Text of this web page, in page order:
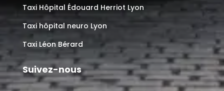
Taxi Hôpital Édouard Herriot Lyon
Taxi hôpital neuro Lyon
Taxi Léon Bérard
Suivez-nous